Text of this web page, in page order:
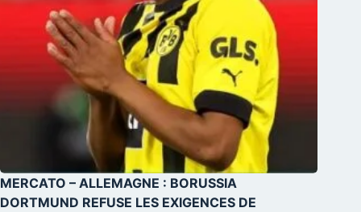
MERCATO – ALLEMAGNE : BORUSSIA
DORTMUND REFUSE LES EXIGENCES DE